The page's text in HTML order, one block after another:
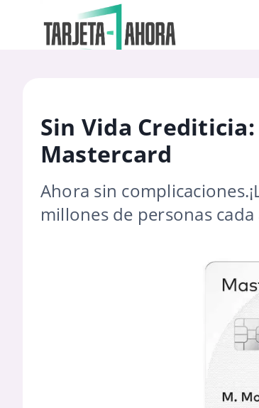
Sin Vida
Mastercard
Ahora sin
millones de personas cada